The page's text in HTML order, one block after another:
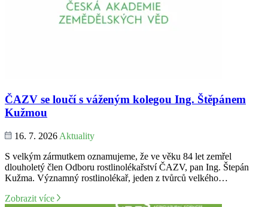
ČAZV se loučí s váženým kolegou Ing. Štěpánem
Kužmou
16. 7. 2026 Aktuality
S velkým zármutkem oznamujeme, že ve věku 84 let zemřel
dlouholetý člen Odboru rostlinolékařství ČAZV, pan Ing. Štepán
Kužma. Významný rostlinolékař, jeden z tvůrců velkého…
Zobrazit více